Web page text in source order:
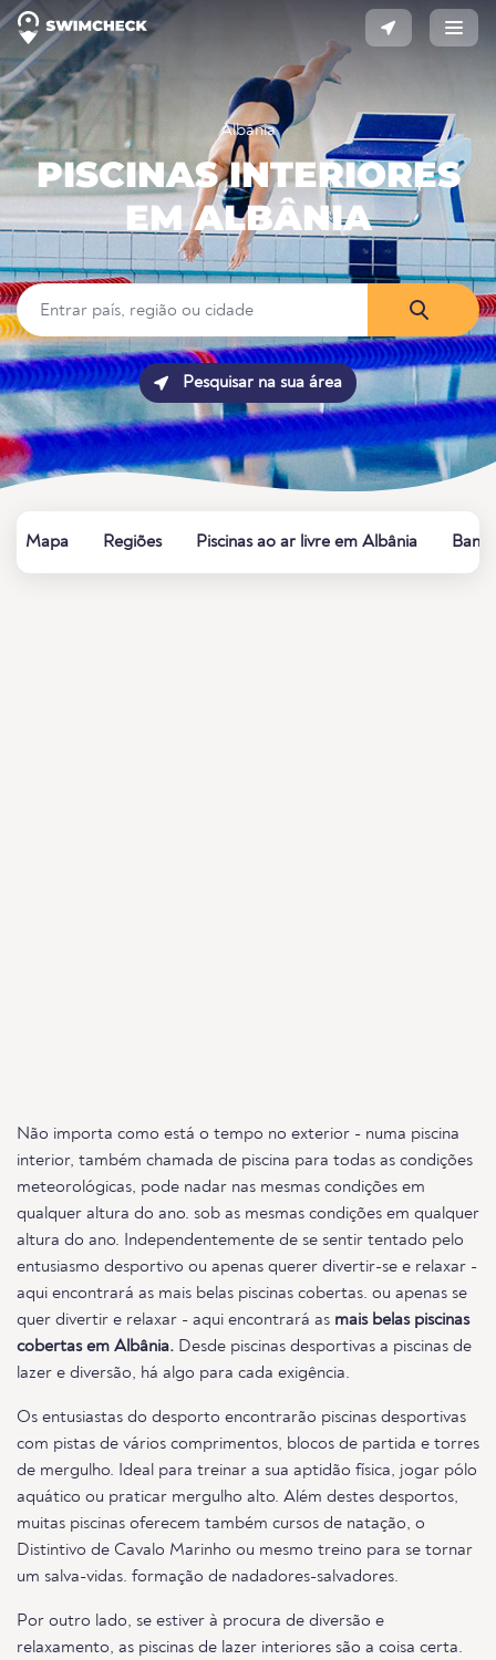
Albânia
PISCINAS INTERIORES
EM ALBÂNIA
Pesquisar na sua área
Mapa Regiões Piscinas ao ar livre em Albânia
Não importa como está o tempo no exterior - numa piscina
interior, também chamada de piscina para todas as condições
meteorológicas, pode nadar nas mesmas condições em
qualquer altura do ano. sob as mesmas condições em qualquer
altura do ano. Independentemente de se sentir tentado pelo
entusiasmo desportivo ou apenas querer divertir-se e relaxar -
aqui encontrará as mais belas piscinas cobertas. ou apenas se
quer divertir e relaxar - aqui encontrará as mais belas piscinas
cobertas em Albânia. Desde piscinas desportivas a piscinas de
lazer e diversão, há algo para cada exigência.
Os entusiastas do desporto encontrarão piscinas desportivas
com pistas de vários comprimentos, blocos de partida e torres
de mergulho. Ideal para treinar a sua aptidão física, jogar pólo
aquático ou praticar mergulho alto. Além destes desportos,
muitas piscinas oferecem também cursos de natação, o
Distintivo de Cavalo Marinho ou mesmo treino para se tornar
um salva-vidas. formação de nadadores-salvadores.
Por outro lado, se estiver à procura de diversão e
relaxamento, as piscinas de lazer interiores são a coisa certa.